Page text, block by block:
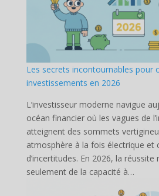
Les secrets incontournables pour
investissements en 2026
L’investisseur moderne navigue
océan financier où les vagues de
atteignent des sommets
atmosphère à la fois électrique et
d’incertitudes. En 2026, la réussite
seulement de la capacité à…